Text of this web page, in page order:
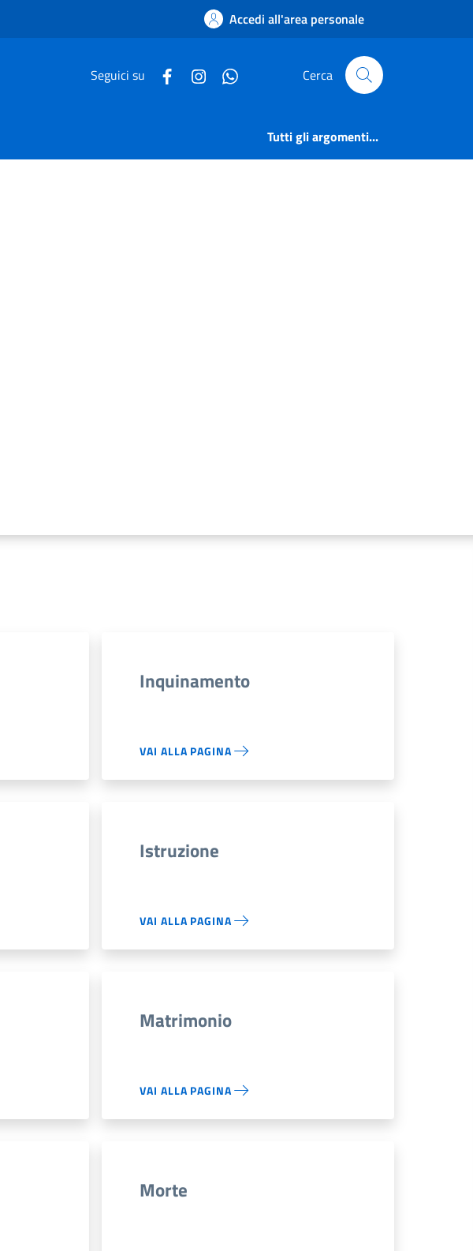
Accedi all'area personale
Seguici su Cerca
Tutti gli argomenti...
Inquinamento
VAI ALLA PAGINA
Istruzione
VAI ALLA PAGINA
Matrimonio
VAI ALLA PAGINA
Morte